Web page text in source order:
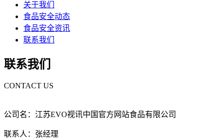
关于我们
食品安全动态
食品安全资讯
联系我们
联系我们
CONTACT US
公司名：江苏EVO视讯中国官方网站食品有限公司
联系人：张经理